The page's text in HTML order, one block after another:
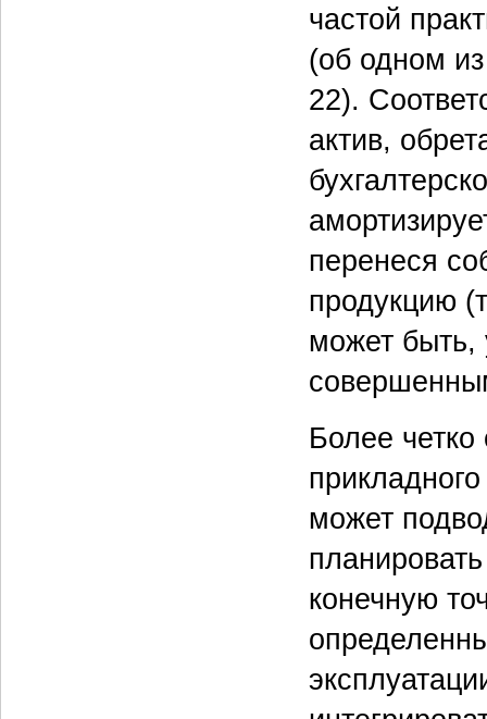
частой
(об одном из
22).
актив,
перенеся
продукцию
может быть,
Более четко
может
конечную